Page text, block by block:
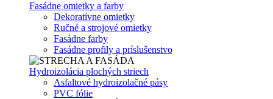
Fasádne omietky a farby
Dekoratívne omietky
Ručné a strojové omietky
Fasádne farby
Fasádne profily a príslušenstvo
Hydroizolácia plochých striech
Asfaltové hydroizolačné pásy
PVC fólie